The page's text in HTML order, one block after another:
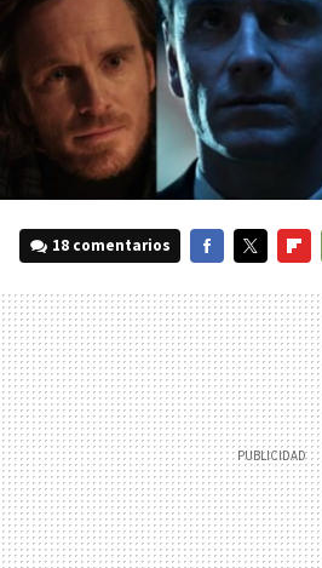
18 comentarios